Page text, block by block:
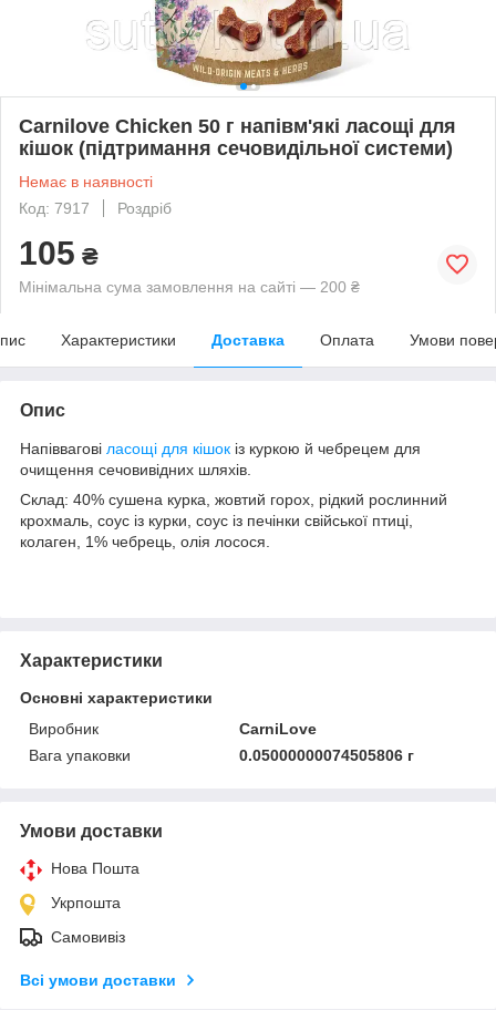
Carnilove Chicken 50 г напівм'які ласощі для
кішок (підтримання сечовидільної системи)
Немає в наявності
Код: 7917
Роздріб
105 ₴
Мінімальна сума замовлення на сайті — 200 ₴
Характеристики Доставка Оплата Умови
Опис
Напіввагові ласощі для кішок із куркою й чебрецем для
очищення сечовивідних шляхів.
Склад: 40% сушена курка, жовтий горох, рідкий рослинний
крохмаль, соус із курки, соус із печінки свійської птиці,
колаген, 1% чебрець, олія лосося.
Характеристики
Основні характеристики
Виробник
CarniLove
Вага упаковки
0.05000000074505806 г
Умови доставки
Нова Пошта
Укрпошта
Самовивіз
Всі умови доставки